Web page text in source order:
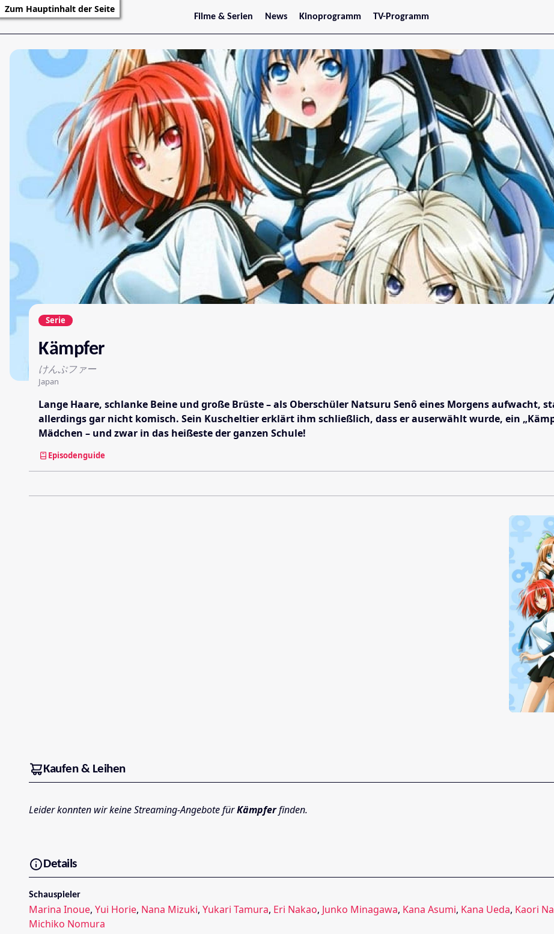
Zum Hauptinhalt der Seite
Filme & Serien
Trailer
Filmarchiv
Serienarchiv
News
Stars
Kinoprogramm
Jetzt im Kino
Wien
Niederösterreich
Oberösterreich
Steiermark
Burgenland
Kärnten
Salzburg
Tirol
Vorarlberg
TV-Programm
Serie
Kämpfer
けんぷファー
Japan
Lange Haare, schlanke Beine und große Brüste – als Oberschüler Natsuru Senô eines Morgens
allerdings gar nicht komisch. Sein Kuscheltier erklärt ihm schließlich, dass er auserwählt wurde, ein
Mädchen – und zwar in das heißeste der ganzen Schule!
Episodenguide
Kaufen & Leihen
Leider konnten wir keine Streaming-Angebote fürKämpferfinden.
Details
Schauspieler
Marina Inoue, Yui Horie, Nana Mizuki, Yukari Tamura, Eri Nakao, Junko Minagawa, Kana Asumi, Kana Ueda, Kaori
Michiko Nomura